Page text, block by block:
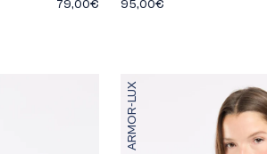
79,00€
95,00€
ARMOR-LUX